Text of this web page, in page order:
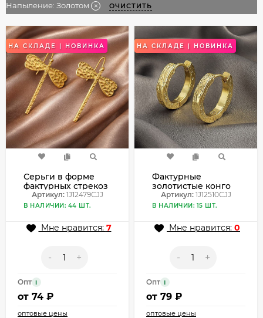
Напыление: Золотом ОЧИСТИТЬ
НА СКЛАДЕ | НОВИНКА
Серьги в форме
фактурных стрекоз
с золотистым
блеском 1J12479CJJ
Артикул:1J12479CJJ
В НАЛИЧИИ: 44 ШТ.
Мне нравится: 7
- +
Опт i
от 74 ₽
оптовые цены
НА СКЛАДЕ | НОВИНКА
Фактурные
золотистые конго
«Кора» 1J12510CJJ
Артикул:1J12510CJJ
В НАЛИЧИИ: 15 ШТ.
Мне нравится: 0
- +
Опт i
от 79 ₽
оптовые цены